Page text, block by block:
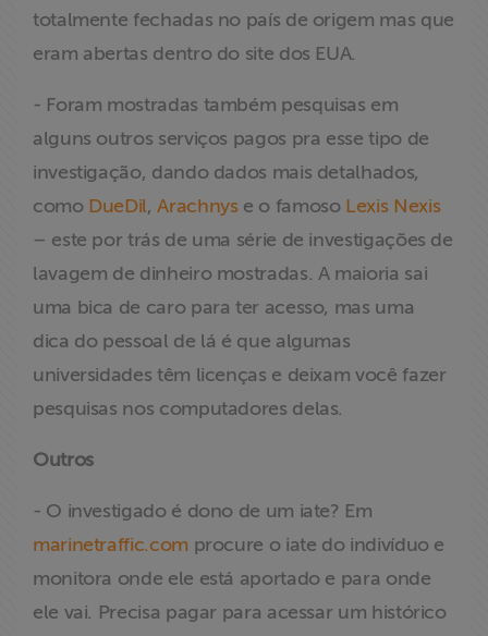
totalmente fechadas no país de origem mas que
eram abertas dentro do site dos EUA.
- Foram mostradas também pesquisas em
alguns outros serviços pagos pra esse tipo de
investigação, dando dados mais detalhados,
como DueDil,Arachnyse o famoso Lexis Nexis
– este por trás de uma série de investigações de
lavagem de dinheiro mostradas. A maioria sai
uma bica de caro para ter acesso, mas uma
dica do pessoal de lá é que algumas
universidades têm licenças e deixam você fazer
pesquisas nos computadores delas.
Outros
- O investigado é dono de um iate? Em
marinetraffic.com procure o iate do indivíduo e
monitora onde ele está aportado e para onde
ele vai. Precisa pagar para acessar um histórico